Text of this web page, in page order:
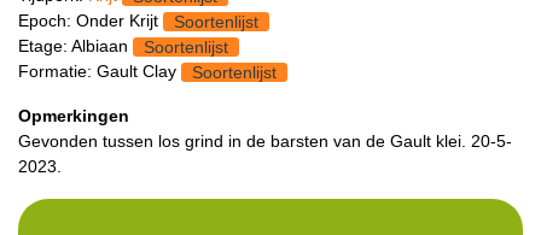
Epoch: Onder Krijt
Soortenlijst
Etage: Albiaan
Soortenlijst
Formatie: Gault Clay
Soortenlijst
Opmerkingen
Gevonden tussen los grind in de barsten van de Gault klei. 20-5-
2023.